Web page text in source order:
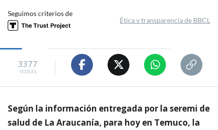
Seguimos criterios de
Ética y transparencia de BBCL
3377
visitas
Según la información entregada por la seremi de
salud de La Araucanía, para hoy en Temuco, la